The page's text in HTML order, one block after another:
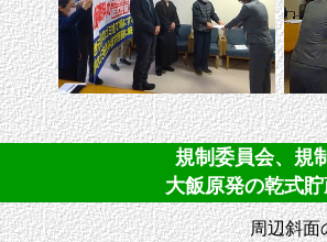
規制委員会、規
大飯原発の乾式
周辺斜面